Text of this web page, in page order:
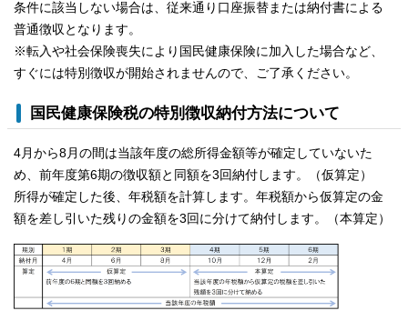
条件に該当しない場合は、従来通り口座振替または納付書による
普通徴収となります。
※転入や社会保険喪失により国民健康保険に加入した場合など、
すぐには特別徴収が開始されませんので、ご了承ください。
国民健康保険税の特別徴収納付方法について
4月から8月の間は当該年度の総所得金額等が確定していないた
め、前年度第6期の徴収額と同額を3回納付します。（仮算定）
所得が確定した後、年税額を計算します。年税額から仮算定の金
額を差し引いた残りの金額を3回に分けて納付します。（本算定）